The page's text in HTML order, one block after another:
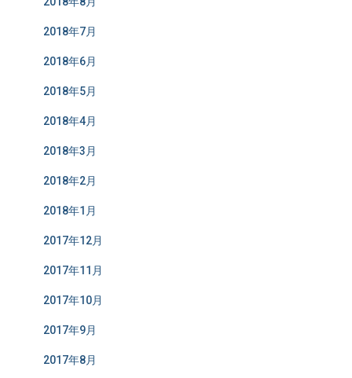
2018年7月
2018年6月
2018年5月
2018年4月
2018年3月
2018年2月
2018年1月
2017年12月
2017年11月
2017年10月
2017年9月
2017年8月